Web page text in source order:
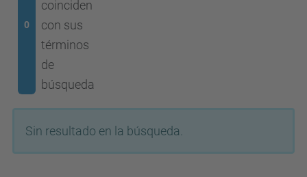
0
coinciden
con sus
términos
de
búsqueda
Sin resultado en la búsqueda.